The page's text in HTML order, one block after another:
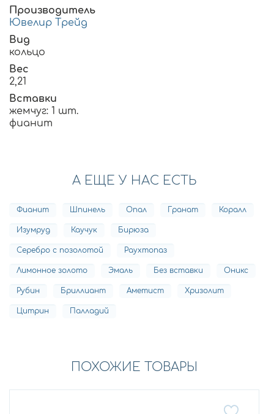
Производитель
Ювелир Трейд
Вид
кольцо
Вес
2,21
Вставки
жемчуг: 1 шт.
фианит
А ЕЩЕ У НАС ЕСТЬ
Фианит Шпинель Опал Гранат Коралл
Изумруд Каучук Бирюза
Серебро с позолотой Раухтопаз
Лимонное золото Эмаль Без вставки Оникс
Рубин Бриллиант Аметист Хризолит
Цитрин Палладий
ПОХОЖИЕ ТОВАРЫ